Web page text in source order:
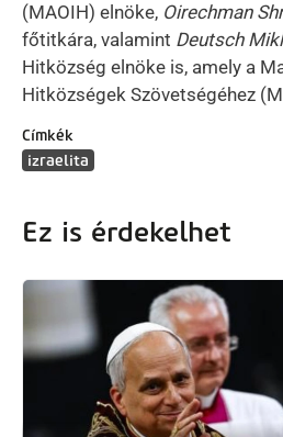
(MAOIH) elnöke, Oirechman
főtitkára, valamint Deutsch
Hitközség elnöke is, amely a
Hitközségek Szövetségéhez
Címkék
izraelita
Ez is érdekelhet